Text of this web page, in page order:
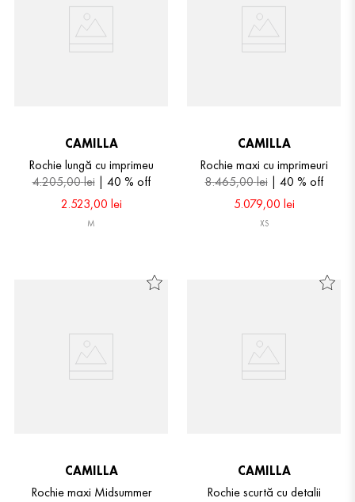
CAMILLA
Rochie lungă cu imprimeu
4.205,00lei 40 % off
2.523,00 lei
M
CAMILLA
Rochie maxi cu imprimeuri
8.465,00lei 40 % off
5.079,00 lei
XS
CAMILLA
Rochie maxi Midsummer
CAMILLA
Rochie scurtă cu detalii